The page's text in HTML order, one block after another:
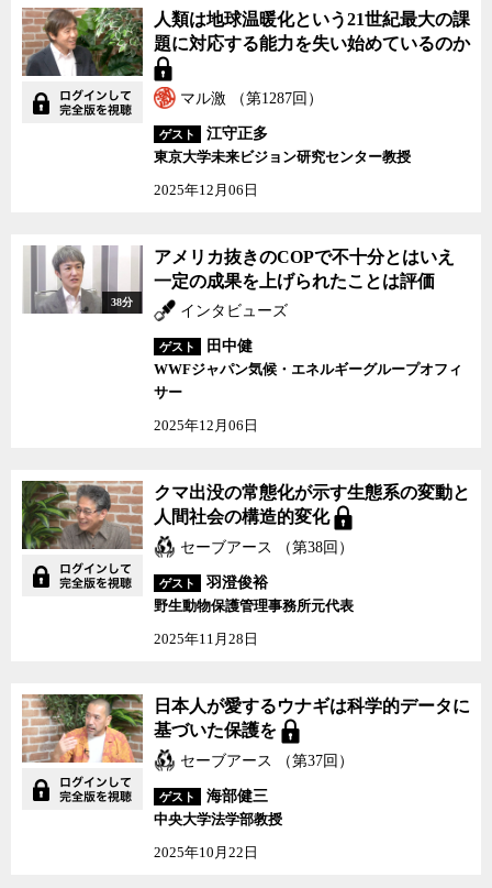
人類は地球温暖化という21世紀最大の課
題に対応する能力を失い始めているのか
マル激 （第1287回）
ゲスト
江守正多
東京大学未来ビジョン研究センター教授
2025年12月06日
38分
アメリカ抜きのCOPで不十分とはいえ
一定の成果を上げられたことは評価
インタビューズ
ゲスト
田中健
WWFジャパン気候・エネルギーグループオフィ
サー
2025年12月06日
クマ出没の常態化が示す生態系の変動と
人間社会の構造的変化
セーブアース （第38回）
ゲスト
羽澄俊裕
野生動物保護管理事務所元代表
2025年11月28日
日本人が愛するウナギは科学的データに
基づいた保護を
セーブアース （第37回）
ゲスト
海部健三
中央大学法学部教授
2025年10月22日